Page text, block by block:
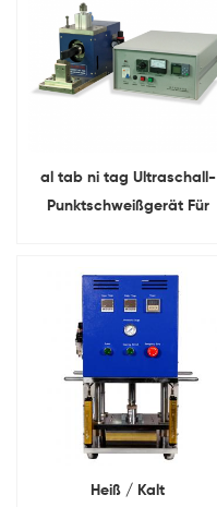
al tab ni tag Ultraschall-
Punktschweißgerät Für
Heiß / Kalt